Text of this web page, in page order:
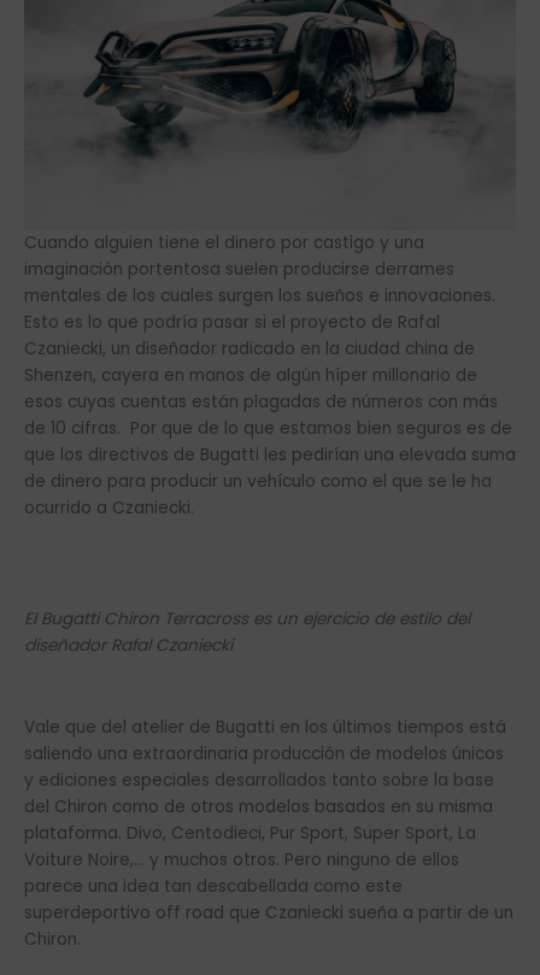
Cuando alguien tiene el dinero por castigo y una
imaginación portentosa suelen producirse derrames
mentales de los cuales surgen los sueños e innovaciones.
Esto es lo que podría pasar si el proyecto de Rafal
Czaniecki, un diseñador radicado en la ciudad china de
Shenzen, cayera en manos de algún híper millonario de
esos cuyas cuentas están plagadas de números con más
de 10 cifras. Por que de lo que estamos bien seguros es de
que los directivos de Bugatti les pedirían una elevada suma
de dinero para producir un vehículo como el que se le ha
ocurrido a Czaniecki.
El Bugatti Chiron Terracross es un ejercicio de estilo del
diseñador Rafal Czaniecki
Vale que del atelier de Bugatti en los últimos tiempos está
saliendo una extraordinaria producción de modelos únicos
y ediciones especiales desarrollados tanto sobre la base
del Chiron como de otros modelos basados en su misma
plataforma. Divo, Centodieci, Pur Sport, Super Sport, La
Voiture Noire,… y muchos otros. Pero ninguno de ellos
parece una idea tan descabellada como este
superdeportivo off road que Czaniecki sueña a partir de un
Chiron.